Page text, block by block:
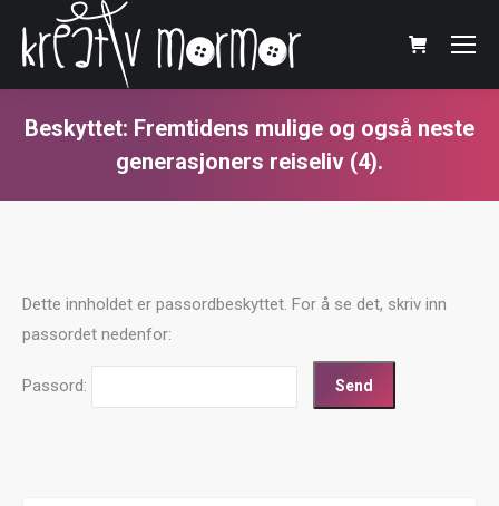
Beskyttet: Fremtidens mulige og også neste
generasjoners reiseliv (4).
Dette innholdet er passordbeskyttet. For å se det, skriv inn
passordet nedenfor:
Passord: